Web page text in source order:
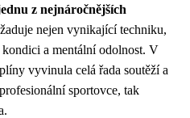
z nejnáročnějších
nejen vynikající techniku,
a mentální odolnost. V
vyvinula celá řada soutěží a
sportovce, tak